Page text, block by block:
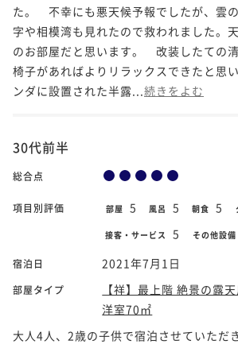
た。 不幸にも悪天候予報でしたが、雲
字や相模湾も見れたので救われました。
のお部屋だと思います。 改装したての
椅子があればよりリラックスできたと思
ンダに設置された半露... 続きをよむ
30代前半
総合点
項目別評価 部屋 5 風呂 5 朝食 5
接客・サービス 5 その他設備
宿泊日 2021年7月1日
部屋タイプ
【祥】最上階 絶景の露
洋室70㎡
大人4人、2歳の子供で宿泊させていただ